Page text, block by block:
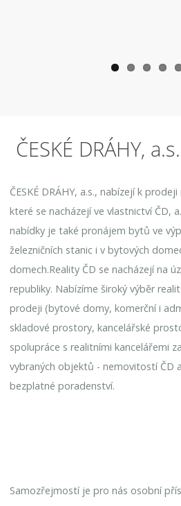
ČESKÉ DRÁHY, a.s.
ČESKÉ DRÁHY, a.s., nabízejí k
které se nacházejí ve vlastnictví ČD,
nabídky je také pronájem bytů ve
železničních stanic i v bytových
domech.Reality ČD se nacházejí na
republiky. Nabízíme široký výběr
prodeji (bytové domy, komerční i
skladové prostory, kancelářské
spolupráce s realitními kancelářemi
vybraných objektů - nemovitostí ČD
bezplatné poradenství.
Samozřejmostí je pro nás osobní